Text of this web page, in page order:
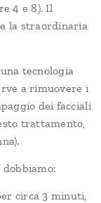
4 e 8). Il
la straordinaria
tecnologia
a rimuovere i
dei facciali
trattamento,
circa 3 minuti,